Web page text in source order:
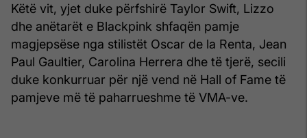
Këtë vit, yjet duke përfshirë Taylor Swift, Lizzo
dhe anëtarët e Blackpink shfaqën pamje
magjepsëse nga stilistët Oscar de la Renta, Jean
Paul Gaultier, Carolina Herrera dhe të tjerë, secili
duke konkurruar për një vend në Hall of Fame të
pamjeve më të paharrueshme të VMA-ve.